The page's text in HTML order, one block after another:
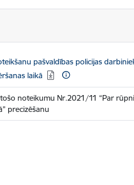
pašvaldības policijas
laikā
noteikumu Nr.2021/11 “Par
precizēšanu